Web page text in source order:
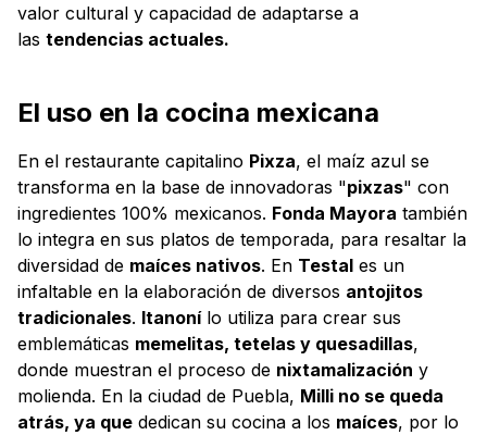
valor cultural y capacidad de adaptarse a
las tendencias actuales.
El uso en la cocina mexicana
En el restaurante capitalino Pixza, el maíz azul se
transforma en la base de innovadoras "pixzas" con
ingredientes 100% mexicanos. Fonda Mayora también
lo integra en sus platos de temporada, para resaltar la
diversidad de maíces nativos. En Testal es un
infaltable en la elaboración de diversos antojitos
tradicionales. Itanonílo utiliza para crear sus
emblemáticas memelitas, tetelas y quesadillas,
donde muestran el proceso de nixtamalización y
molienda. En la ciudad de Puebla, Milli no se queda
atrás, ya que dedican su cocina a los maíces, por lo